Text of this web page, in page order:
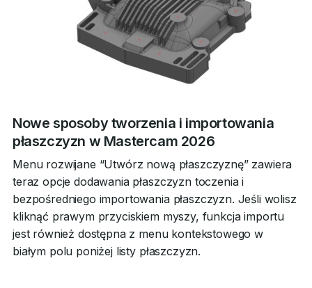
Nowe sposoby tworzenia i importowania
płaszczyzn w Mastercam 2026
Menu rozwijane “Utwórz nową płaszczyznę” zawiera
teraz opcje dodawania płaszczyzn toczenia i
bezpośredniego importowania płaszczyzn. Jeśli wolisz
kliknąć prawym przyciskiem myszy, funkcja importu
jest również dostępna z menu kontekstowego w
białym polu poniżej listy płaszczyzn.